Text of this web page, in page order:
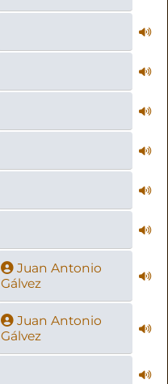
Juan Antonio
Gálvez
Juan Antonio
Gálvez